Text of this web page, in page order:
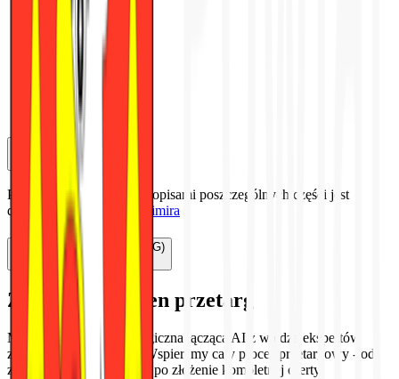
Cena (C)
Pełna analiza kryteriów z opisami poszczególnych części jest
dostępna na Platformie Mimira
Gwarancja i rękojmia (G)
Złóż ofertę na ten przetarg
Mimira to firma technologiczna łącząca AI z wiedzą ekspertów
zamówień publicznych. Wspieramy cały proces przetargowy - od
znalezienia postępowania po złożenie kompletnej oferty.